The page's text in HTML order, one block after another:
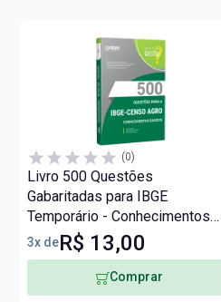
(0)
Livro 500 Questões
Gabaritadas para IBGE
Temporário - Conhecimentos
Básicos
3x deR$ 13,00
Comprar